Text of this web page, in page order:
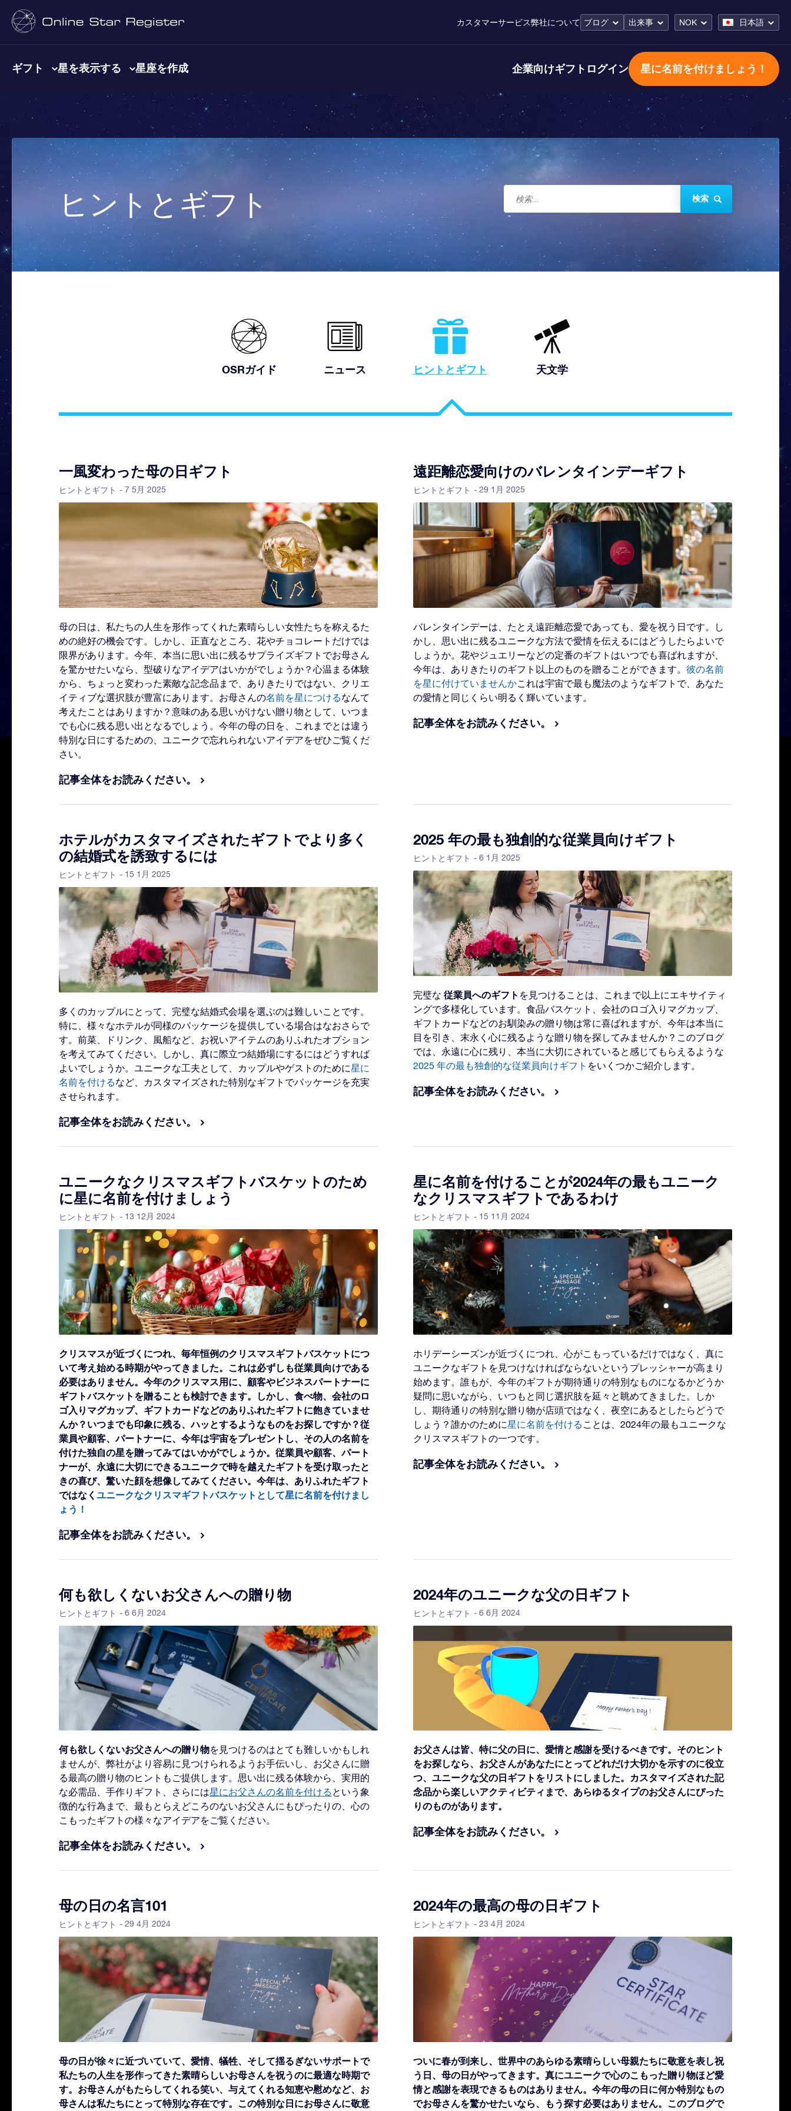
カスタマーサービス弊社について ブログ 出来事 NOK 日本語
ギフト 星を表示する 星座を作成 企業向けギフト ログイン 星に名前を付けましょう！
ヒントとギフト 検索
OSRガイド ニュース ヒントとギフト 天文学
一風変わった母の日ギフト
ヒントとギフト - 7 5月 2025
母の日は、私たちの人生を形作ってくれた素晴らしい女性たちを称えるた
めの絶好の機会です。しかし、正直なところ、花やチョコレートだけでは
限界があります。今年、本当に思い出に残るサプライズギフトでお母さん
を驚かせたいなら、型破りなアイデアはいかがでしょうか？心温まる体験
から、ちょっと変わった素敵な記念品まで、ありきたりではない、クリエ
イティブな選択肢が豊富にあります。お母さんの名前を星につけるなんて
考えたことはありますか？意味のある思いがけない贈り物として、いつま
でも心に残る思い出となるでしょう。今年の母の日を、これまでとは違う
特別な日にするための、ユニークで忘れられないアイデアをぜひご覧くだ
さい。
記事全体をお読みください。
遠距離恋愛向けのバレンタインデーギフト
ヒントとギフト - 29 1月 2025
バレンタインデーは、たとえ遠距離恋愛であっても、愛を祝う日です。し
かし、思い出に残るユニークな方法で愛情を伝えるにはどうしたらよいで
しょうか。花やジュエリーなどの定番のギフトはいつでも喜ばれますが、
今年は、ありきたりのギフト以上のものを贈ることができます。 彼の名前
を星に付けていませんかこれは宇宙で最も魔法のようなギフトで、あなた
の愛情と同じくらい明るく輝いています。
記事全体をお読みください。
ホテルがカスタマイズされたギフトでより多く
の結婚式を誘致するには
ヒントとギフト - 15 1月 2025
多くのカップルにとって、完璧な結婚式会場を選ぶのは難しいことです。
特に、様々なホテルが同様のパッケージを提供している場合はなおさらで
す。前菜、ドリンク、風船など、お祝いアイテムのありふれたオプション
を考えてみてください。しかし、真に際立つ結婚場にするにはどうすれば
よいでしょうか。ユニークな工夫として、カップルやゲストのために星に
名前を付けるなど、カスタマイズされた特別なギフトでパッケージを充実
させられます。
記事全体をお読みください。
2025 年の最も独創的な従業員向けギフト
ヒントとギフト - 6 1月 2025
完璧な 従業員へのギフト を見つけることは、これまで以上にエキサイティ
ングで多様化しています。食品バスケット、会社のロゴ入りマグカップ、
ギフトカードなどのお馴染みの贈り物は常に喜ばれますが、今年は本当に
目を引き、末永く心に残るような贈り物を探してみませんか？このブログ
では、永遠に心に残り、本当に大切にされていると感じてもらえるような
2025 年の最も独創的な従業員向けギフト をいくつかご紹介します。
記事全体をお読みください。
ユニークなクリスマスギフトバスケットのため
に星に名前を付けましょう
ヒントとギフト - 13 12月 2024
クリスマスが近づくにつれ、毎年恒例のクリスマスギフトバスケットにつ
いて考え始める時期がやってきました。これは必ずしも従業員向けである
必要はありません。今年のクリスマス用に、顧客やビジネスパートナーに
ギフトバスケットを贈ることも検討できます。しかし、食べ物、会社のロ
ゴ入りマグカップ、ギフトカードなどのありふれたギフトに飽きていませ
んか？いつまでも印象に残る、ハッとするようなものをお探しですか？従
業員や顧客、パートナーに、今年は宇宙をプレゼントし、その人の名前を
付けた独自の星を贈ってみてはいかがでしょうか。従業員や顧客、パート
ナーが、永遠に大切にできるユニークで時を越えたギフトを受け取ったと
きの喜び、驚いた顔を想像してみてください。今年は、ありふれたギフト
ではなく ユニークなクリスマギフトバスケットとして星に名前を付けまし
ょう！
記事全体をお読みください。
星に名前を付けることが2024年の最もユニーク
なクリスマスギフトであるわけ
ヒントとギフト - 15 11月 2024
ホリデーシーズンが近づくにつれ、心がこもっているだけではなく、真に
ユニークなギフトを見つけなければならないというプレッシャーが高まり
始めます。誰もが、今年のギフトが期待通りの特別なものになるかどうか
疑問に思いながら、いつもと同じ選択肢を延々と眺めてきました。しか
し、期待通りの特別な贈り物が店頭ではなく、夜空にあるとしたらどうで
しょう？誰かのために星に名前を付ける ことは、2024年の最もユニークな
クリスマスギフトの一つです。
記事全体をお読みください。
何も欲しくないお父さんへの贈り物
ヒントとギフト - 6 6月 2024
何も欲しくないお父さんへの贈り物を見つけるのはとても難しいかもしれ
ませんが、弊社がより容易に見つけられるようお手伝いし、お父さんに贈
る最高の贈り物のヒントもご提供します。思い出に残る体験から、実用的
な必需品、手作りギフト、さらには星にお父さんの名前を付ける という象
徴的な行為まで、最もとらえどころのないお父さんにもぴったりの、心の
こもったギフトの様々なアイデアをご覧ください。
記事全体をお読みください。
2024年のユニークな父の日ギフト
ヒントとギフト - 6 6月 2024
お父さんは皆、特に父の日に、愛情と感謝を受けるべきです。そのヒント
をお探しなら、お父さんがあなたにとってどれだけ大切かを示すのに役立
つ、ユニークな父の日ギフトをリストにしました。カスタマイズされた記
念品から楽しいアクティビティまで、あらゆるタイプのお父さんにぴった
りのものがあります。
記事全体をお読みください。
母の日の名言101
ヒントとギフト - 29 4月 2024
母の日が徐々に近づいていて、愛情、犠牲、そして揺るぎないサポートで
私たちの人生を形作ってきた素晴らしいお母さんを祝うのに最適な時期で
す。お母さんがもたらしてくれる笑い、与えてくれる知恵や慰めなど、お
母さんは私たちにとって特別な存在です。 この特別な日にお母さんに敬意
2024年の最高の母の日ギフト
ヒントとギフト - 23 4月 2024
ついに春が到来し、世界中のあらゆる素晴らしい母親たちに敬意を表し祝
う日、母の日がやってきます。真にユニークで心のこもった贈り物ほど愛
情と感謝を表現できるものはありません。今年の母の日に何か特別なもの
でお母さんを驚かせたいなら、もう探す必要はありません。このブログで